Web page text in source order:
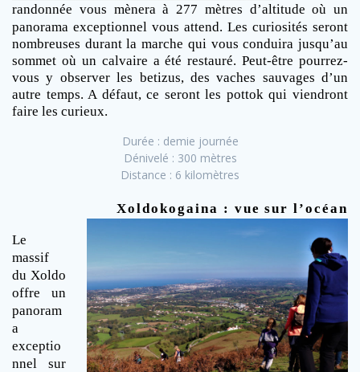
randonnée vous mènera à 277 mètres d’altitude où un
panorama exceptionnel vous attend. Les curiosités seront
nombreuses durant la marche qui vous conduira jusqu’au
sommet où un calvaire a été restauré. Peut-être pourrez-
vous y observer les betizus, des vaches sauvages d’un
autre temps. A défaut, ce seront les pottok qui viendront
faire les curieux.
Durée : demie journée
Dénivelé : 300 mètres
Distance : 6 kilomètres
Xoldokogaina : vue sur l’océan
Le
massif
du Xoldo
offre un
panoram
a
exceptio
nnel sur